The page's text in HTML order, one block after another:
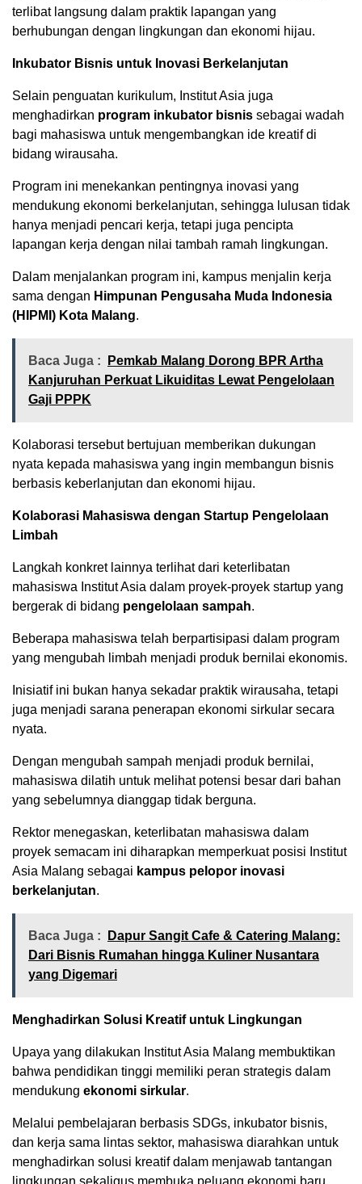
terlibat langsung dalam praktik lapangan yang
berhubungan dengan lingkungan dan ekonomi hijau.
Inkubator Bisnis untuk Inovasi Berkelanjutan
Selain penguatan kurikulum, Institut Asia juga
menghadirkan program inkubator bisnis sebagai wadah
bagi mahasiswa untuk mengembangkan ide kreatif di
bidang wirausaha.
Program ini menekankan pentingnya inovasi yang
mendukung ekonomi berkelanjutan, sehingga lulusan tidak
hanya menjadi pencari kerja, tetapi juga pencipta
lapangan kerja dengan nilai tambah ramah lingkungan.
Dalam menjalankan program ini, kampus menjalin kerja
sama dengan Himpunan Pengusaha Muda Indonesia
(HIPMI) Kota Malang.
Baca Juga :
Pemkab Malang Dorong BPR Artha
Kanjuruhan Perkuat Likuiditas Lewat Pengelolaan
Gaji PPPK
Kolaborasi tersebut bertujuan memberikan dukungan
nyata kepada mahasiswa yang ingin membangun bisnis
berbasis keberlanjutan dan ekonomi hijau.
Kolaborasi Mahasiswa dengan Startup Pengelolaan
Limbah
Langkah konkret lainnya terlihat dari keterlibatan
mahasiswa Institut Asia dalam proyek-proyek startup yang
bergerak di bidang pengelolaan sampah.
Beberapa mahasiswa telah berpartisipasi dalam program
yang mengubah limbah menjadi produk bernilai ekonomis.
Inisiatif ini bukan hanya sekadar praktik wirausaha, tetapi
juga menjadi sarana penerapan ekonomi sirkular secara
nyata.
Dengan mengubah sampah menjadi produk bernilai,
mahasiswa dilatih untuk melihat potensi besar dari bahan
yang sebelumnya dianggap tidak berguna.
Rektor menegaskan, keterlibatan mahasiswa dalam
proyek semacam ini diharapkan memperkuat posisi Institut
Asia Malang sebagai kampus pelopor inovasi
berkelanjutan.
Baca Juga :
Dapur Sangit Cafe & Catering Malang:
Dari Bisnis Rumahan hingga Kuliner Nusantara
yang Digemari
Menghadirkan Solusi Kreatif untuk Lingkungan
Upaya yang dilakukan Institut Asia Malang membuktikan
bahwa pendidikan tinggi memiliki peran strategis dalam
mendukung ekonomi sirkular.
Melalui pembelajaran berbasis SDGs, inkubator bisnis,
dan kerja sama lintas sektor, mahasiswa diarahkan untuk
menghadirkan solusi kreatif dalam menjawab tantangan
lingkungan sekaligus membuka peluang ekonomi baru.